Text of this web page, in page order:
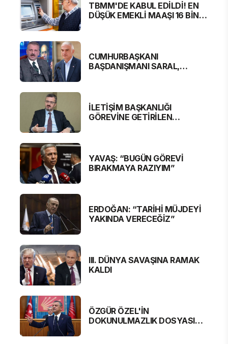
TBMM'DE KABUL EDİLDİ! EN
DÜŞÜK EMEKLİ MAAŞI 16 BİN
CUMHURBAŞKANI
BAŞDANIŞMANI SARAL,
İLETİŞİM BAŞKANLIĞI
GÖREVİNE GETİRİLEN
YAVAŞ: “BUGÜN GÖREVİ
BIRAKMAYA RAZIYIM”
ERDOĞAN: “TARİHİ MÜJDEYİ
YAKINDA VERECEĞİZ”
III. DÜNYA SAVAŞINA RAMAK
KALDI
ÖZGÜR ÖZEL'İN
DOKUNULMAZLIK DOSYASI